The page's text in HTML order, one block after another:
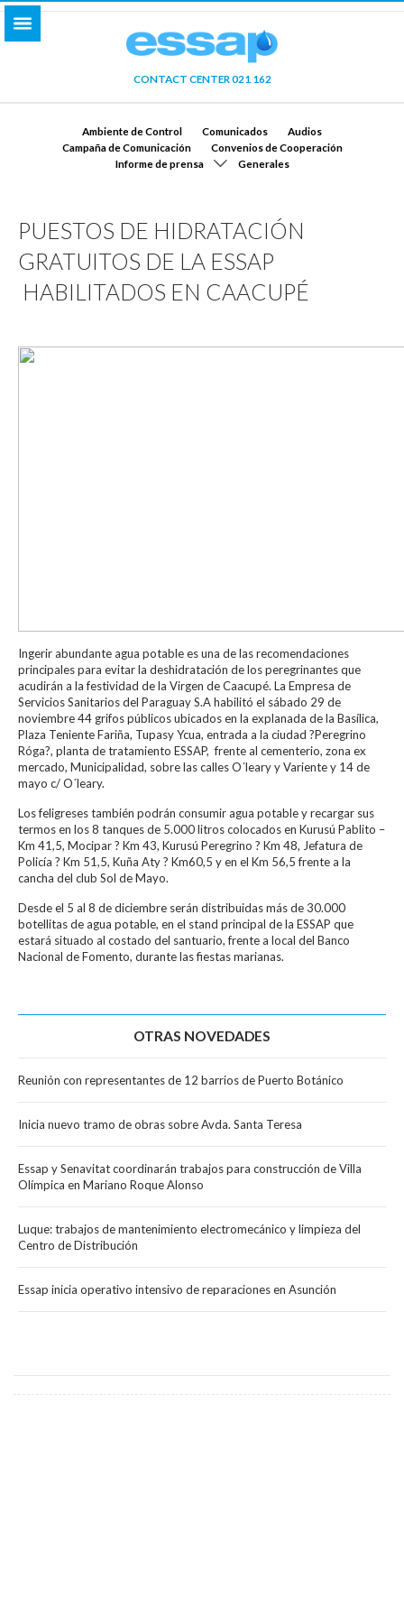
CONTACT CENTER 021 162
Ambiente de Control Comunicados
Audios
Campaña de Comunicación
Convenios de Cooperación
Informe de prensa
Generales
PUESTOS DE HIDRATACIÓN
GRATUITOS DE LA ESSAP
HABILITADOS EN CAACUPÉ
Ingerir abundante agua potable es una de las recomendaciones
principales para evitar la deshidratación de los peregrinantes que
acudirán a la festividad de la Virgen de Caacupé. La Empresa de
Servicios Sanitarios del Paraguay S.A habilitó el sábado 29 de
noviembre 44 grifos públicos ubicados en la explanada de la Basílica,
Plaza Teniente Fariña, Tupasy Ycua, entrada a la ciudad ?Peregrino
Róga?, planta de tratamiento ESSAP, frente al cementerio, zona ex
mercado, Municipalidad, sobre las calles O´leary y Variente y 14 de
mayo c/ O´leary.
Los feligreses también podrán consumir agua potable y recargar sus
termos en los 8 tanques de 5.000 litros colocados en Kurusú Pablito –
Km 41,5, Mocipar ? Km 43, Kurusú Peregrino ? Km 48, Jefatura de
Policía ? Km 51,5, Kuña Aty ? Km60,5 y en el Km 56,5 frente a la
cancha del club Sol de Mayo.
Desde el 5 al 8 de diciembre serán distribuidas más de 30.000
botellitas de agua potable, en el stand principal de la ESSAP que
estará situado al costado del santuario, frente a local del Banco
Nacional de Fomento, durante las fiestas marianas.
OTRAS NOVEDADES
Reunión con representantes de 12 barrios de Puerto Botánico
Inicia nuevo tramo de obras sobre Avda. Santa Teresa
Essap y Senavitat coordinarán trabajos para construcción de Villa
Olímpica en Mariano Roque Alonso
Luque: trabajos de mantenimiento electromecánico y limpieza del
Centro de Distribución
Essap inicia operativo intensivo de reparaciones en Asunción